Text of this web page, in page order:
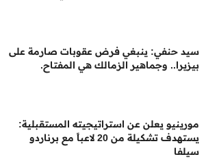
سيد حنفي: ينبغي فرض عقوبات صارمة على
بيزيرا.. وجماهير الزمالك هي المفتاح.
مورينيو يعلن عن استراتيجيته المستقبلية:
يستهدف تشكيلة من 20 لاعباً مع برناردو
سيلفا